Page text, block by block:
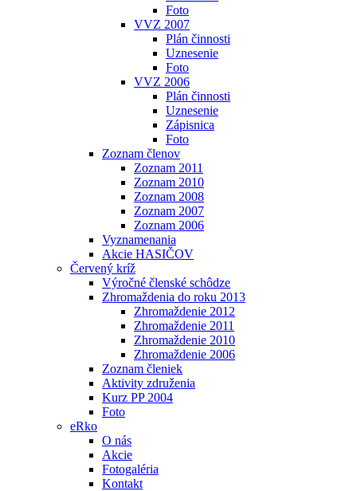
Foto
VVZ 2007
Plán činnosti
Uznesenie
Foto
VVZ 2006
Plán činnosti
Uznesenie
Zápisnica
Foto
Zoznam členov
Zoznam 2011
Zoznam 2010
Zoznam 2008
Zoznam 2007
Zoznam 2006
Vyznamenania
Akcie HASIČOV
Červený kríž
Výročné členské schôdze
Zhromaždenia do roku 2013
Zhromaždenie 2012
Zhromaždenie 2011
Zhromaždenie 2010
Zhromaždenie 2006
Zoznam členiek
Aktivity združenia
Kurz PP 2004
Foto
eRko
O nás
Akcie
Fotogaléria
Kontakt